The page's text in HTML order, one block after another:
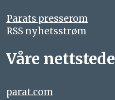
Parats presserom
RSS nyhetsstrøm
Våre
parat.com